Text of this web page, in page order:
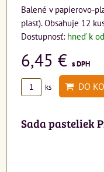
Balené v papierovo-
plast). Obsahuje 12
Dostupnosť: hneď k
6,45 € s DPH
ks DO
Sada pasteliek